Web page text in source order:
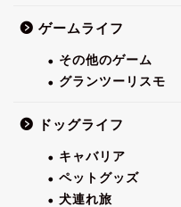
ゲームライフ
その他のゲーム
グランツーリスモ
ドッグライフ
キャバリア
ペットグッズ
犬連れ旅